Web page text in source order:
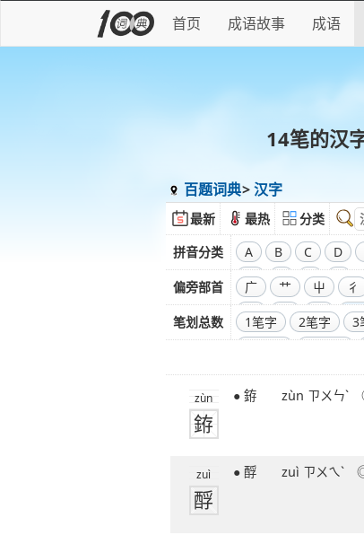
首页 成语故事 成语
14笔的汉
百题词典 汉字
最新 最热
分类
拼音分类
A B C D
W
X Y Z
偏旁部首 广 艹 屮 彳
彑
巾 口 全
笔划总数 1笔字 2笔字 3
20笔字
21笔字
29笔字
30笔字
zùn
銌
● 銌 zùn ㄗㄨ
zuì
酻
● 酻 zuì ㄗㄨ